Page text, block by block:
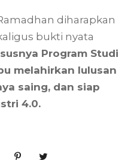
diharapkan
bukti nyata
Program Studi
melahirkan lulusan
saing, dan siap
4.0.